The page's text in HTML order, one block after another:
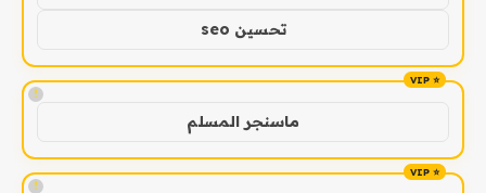
تحسين seo
!
ماسنجر المسلم
!